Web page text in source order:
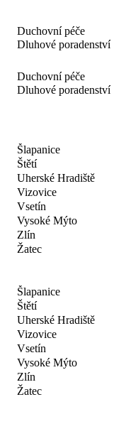
Duchovní péče
Dluhové poradenství
Duchovní péče
Dluhové poradenství
Šlapanice
Štětí
Uherské Hradiště
Vizovice
Vsetín
Vysoké Mýto
Zlín
Žatec
Šlapanice
Štětí
Uherské Hradiště
Vizovice
Vsetín
Vysoké Mýto
Zlín
Žatec